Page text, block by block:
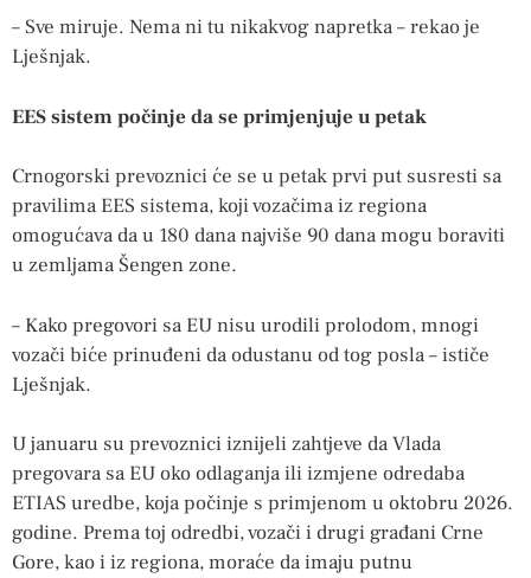
– Sve miruje. Nema ni tu nikakvog napretka – rekao je
Lješnjak.
EES sistem počinje da se primjenjuje u petak
Crnogorski prevoznici će se u petak prvi put susresti sa
pravilima EES sistema, koji vozačima iz regiona
omogućava da u 180 dana najviše 90 dana mogu boraviti
u zemljama Šengen zone.
– Kako pregovori sa EU nisu urodili prolodom, mnogi
vozači biće prinuđeni da odustanu od tog posla – ističe
Lješnjak.
U januaru su prevoznici iznijeli zahtjeve da Vlada
pregovara sa EU oko odlaganja ili izmjene odredaba
ETIAS uredbe, koja počinje s primjenom u oktobru 2026.
godine. Prema toj odredbi, vozači i drugi građani Crne
Gore, kao i iz regiona, moraće da imaju putnu